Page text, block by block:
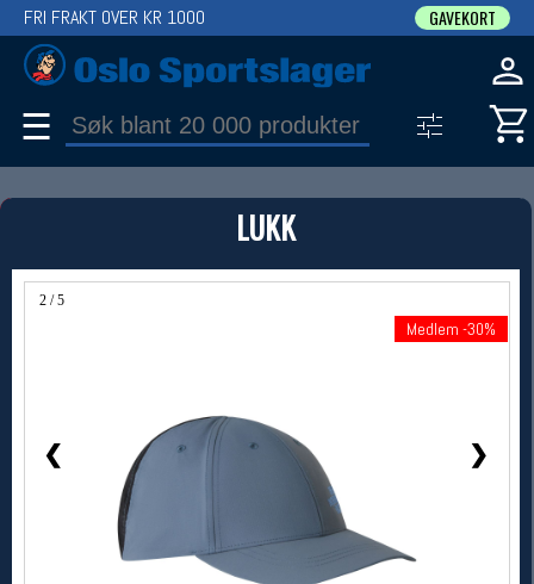
LUKK
2 / 5
❮ ❯
Medlem -30%
FRI FRAKT OVER KR 1000 GAVEKORT
☰
PRODUKT
Produkter (1)
Bruk filter til å spisse søket